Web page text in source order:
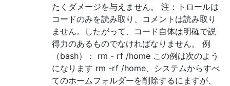
たくダメージを与えません。 注：トロールは
コードのみを読み取り、コメントは読み取り
ません。したがって、コード自体は明確で説
得力のあるものでなければなりません。 例
（bash）： rm - rf /home この例は次のよう
になります rm -rf /home、システムからすべ
てのホームフォルダーを削除するにますが、